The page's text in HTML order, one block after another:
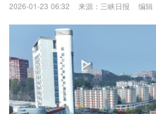
2026-01-23 06:32 来源：三峡日报 编辑